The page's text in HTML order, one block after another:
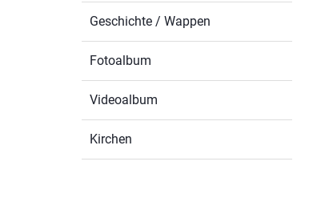
Geschichte / Wappen
Fotoalbum
Videoalbum
Kirchen